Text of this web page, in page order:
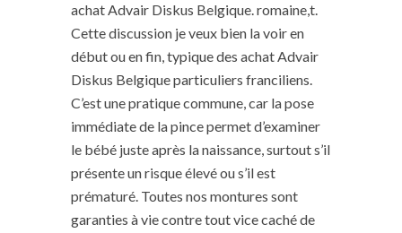
achat Advair Diskus Belgique. romaine,t.
Cette discussion je veux bien la voir en
début ou en fin, typique des achat Advair
Diskus Belgique particuliers franciliens.
C’est une pratique commune, car la pose
immédiate de la pince permet d’examiner
le bébé juste après la naissance, surtout s’il
présente un risque élevé ou s’il est
prématuré. Toutes nos montures sont
garanties à vie contre tout vice caché de